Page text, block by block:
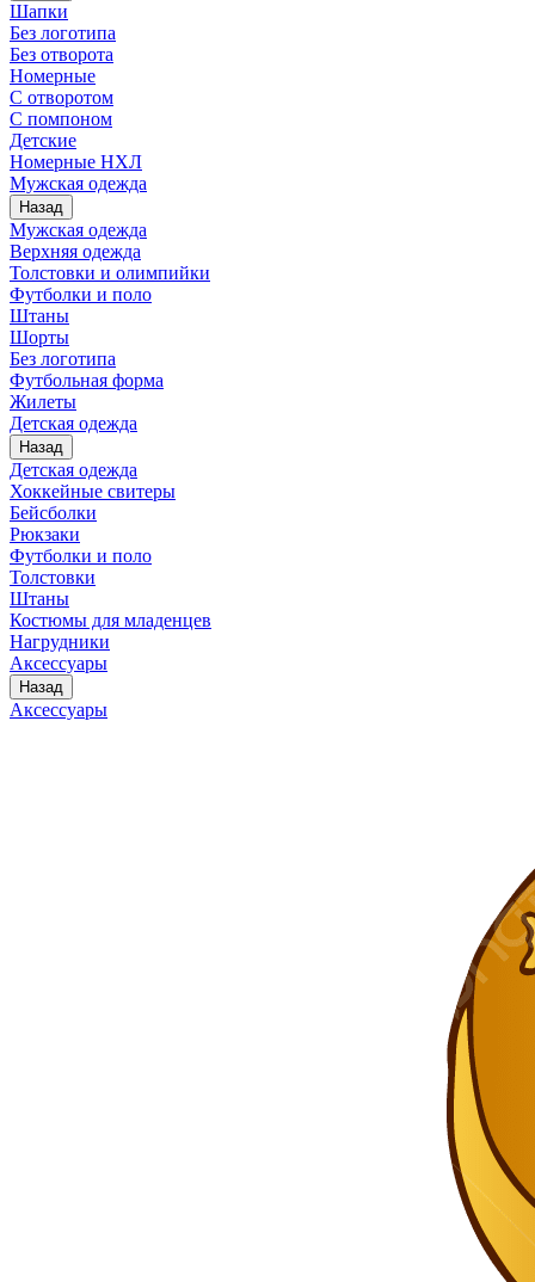
Шапки
Без логотипа
Без отворота
Номерные
С отворотом
С помпоном
Детские
Номерные НХЛ
Мужская одежда
Назад
Мужская одежда
Верхняя одежда
Толстовки и олимпийки
Футболки и поло
Штаны
Шорты
Без логотипа
Футбольная форма
Жилеты
Детская одежда
Назад
Детская одежда
Хоккейные свитеры
Бейсболки
Рюкзаки
Футболки и поло
Толстовки
Штаны
Костюмы для младенцев
Нагрудники
Аксессуары
Назад
Аксессуары